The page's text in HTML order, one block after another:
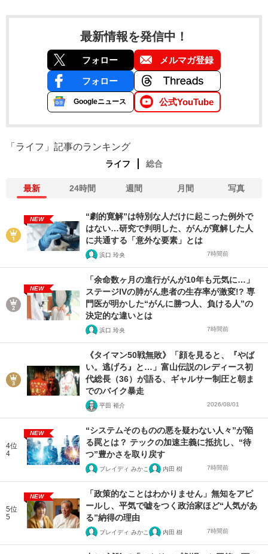
最新情報を発信中！
フォロー メルマガ登録
フォロー
Googleニュース 公式YouTube
「ライフ」記事のランキング
ライフ 総合
最新 24時間 週間 月間 写真
NEW
“劇的寛解”は特別な人だけに起こった例外で
はない…研究で判明した、がんが寛解した人
に共通する「意外な要素」とは
浜口 玲央 7時間前
NEW
「余命数ヶ月の進行がんが10年も元気に…」
ステージIVの肺がん患者の生存率が激変!? 専
門医が明かした“がんに勝つ人、負ける人”の
決定的な違いとは
浜口 玲央 7時間前
《タイマン50戦無敗》「顔を見ると、『やば
い。逃げろ』と…」富山伝説のレディース初
代総長（36）が語る、ギャルサー制圧と朝ま
でのバイク暴走
平田 裕介 2026/08/01
4位
4
NEW
“システムそのものの悪を疑わない人々”が陥
る罠とは？ テックの加速主義に抵抗し、“待
つ”豊かさを取り戻す
ブレイディ みかこ 内田 樹 7時間前
5位
5
NEW
「政策的なことはわかりません」無知をアピ
ールし、平気で嘘をつく政治家ほど“人気があ
る”納得の理由
ブレイディ みかこ 内田 樹 7時間前